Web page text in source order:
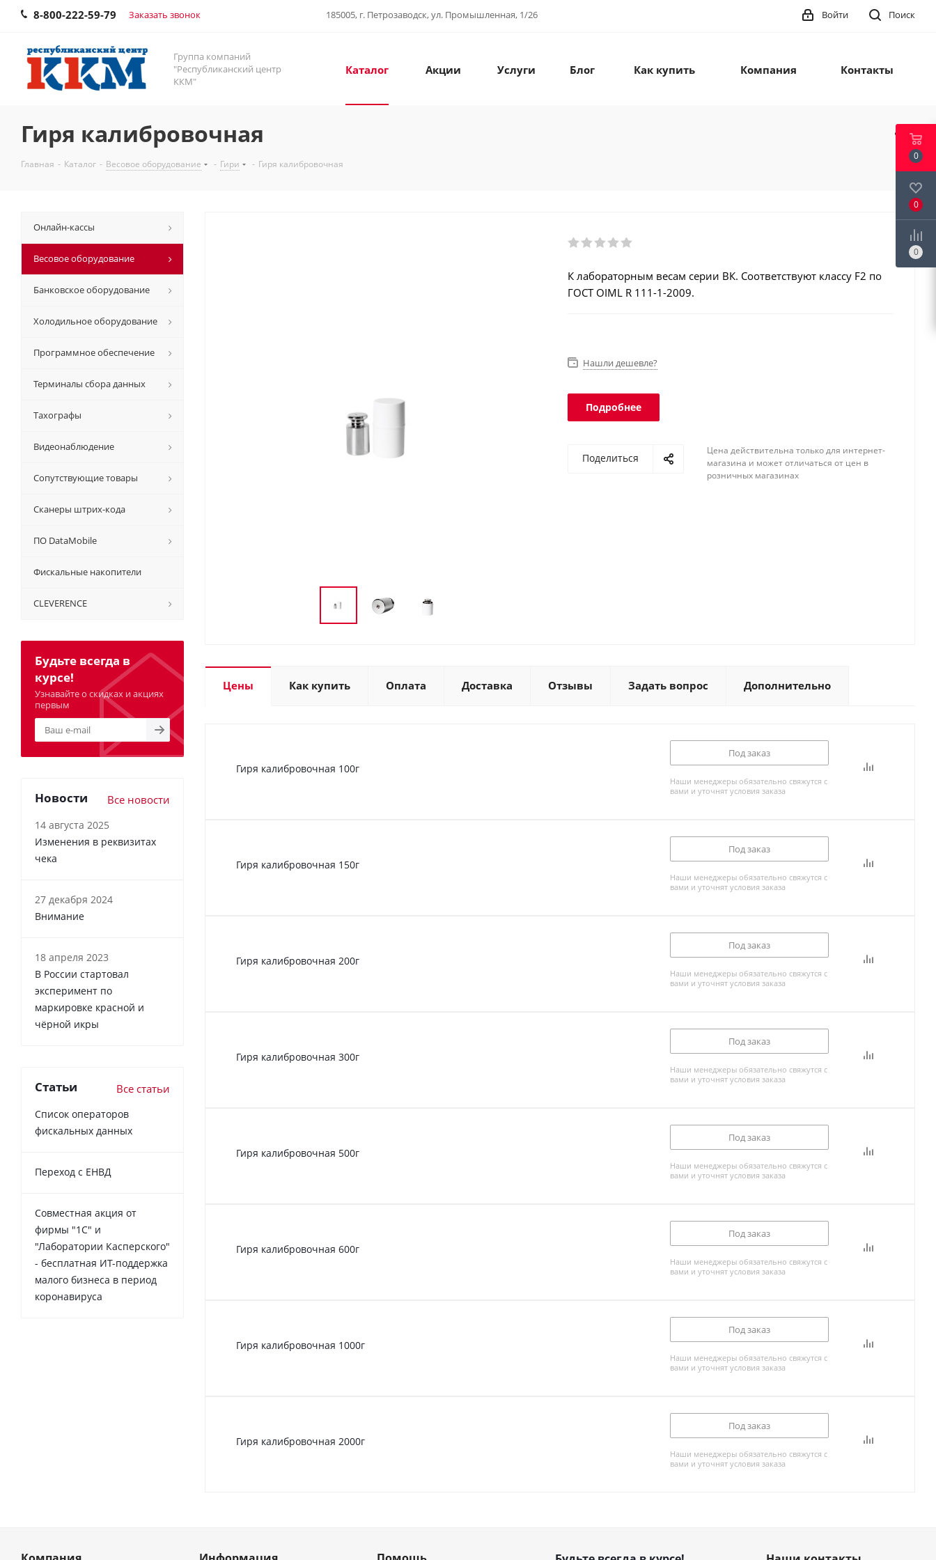
8-800-222-59-79 Заказать звонок 185005, г. Петрозаводск, ул. Промышленная, 1/26 Поиск
Войти
Группа компаний
"Республиканский центр
ККМ"
Каталог Акции Услуги Блог Как купить Компания Контакты
Гиря калибровочная
Главная - Каталог - Весовое оборудование - Гири - Гиря калибровочная
К лабораторным весам серии ВК. Соответствуют классу F2 по
ГОСТ OIML R 111-1-2009.
Нашли дешевле?
Подробнее
Поделиться
Цена действительна только для интернет-
магазина и может отличаться от цен в
розничных магазинах
Цены Как купить Оплата Доставка Отзывы Задать вопрос Дополнительно
Гиря калибровочная 100г
Под заказ
Наши менеджеры обязательно свяжутся с
вами и уточнят условия заказа
Гиря калибровочная 150г
Под заказ
Наши менеджеры обязательно свяжутся с
вами и уточнят условия заказа
Гиря калибровочная 200г
Под заказ
Наши менеджеры обязательно свяжутся с
вами и уточнят условия заказа
Гиря калибровочная 300г
Под заказ
Наши менеджеры обязательно свяжутся с
вами и уточнят условия заказа
Гиря калибровочная 500г
Под заказ
Наши менеджеры обязательно свяжутся с
вами и уточнят условия заказа
Гиря калибровочная 600г
Под заказ
Наши менеджеры обязательно свяжутся с
вами и уточнят условия заказа
Гиря калибровочная 1000г
Под заказ
Наши менеджеры обязательно свяжутся с
вами и уточнят условия заказа
Гиря калибровочная 2000г
Под заказ
Наши менеджеры обязательно свяжутся с
вами и уточнят условия заказа
Онлайн-кассы
Весовое оборудование
Банковское оборудование
Холодильное оборудование
Программное обеспечение
Терминалы сбора данных
Тахографы
Видеонаблюдение
Сопутствующие товары
Сканеры штрих-кода
ПО DataMobile
Фискальные накопители
CLEVERENCE
Будьте всегда в
курсе!
Узнавайте о скидках и акциях
первым
Новости Все новости
14 августа 2025
Изменения в реквизитах
чека
27 декабря 2024
Внимание
18 апреля 2023
В России cтартовал
эксперимент по
маркировке красной и
чёрной икры
Статьи Все статьи
Список операторов
фискальных данных
Переход с ЕНВД
Совместная акция от
фирмы "1С" и
"Лаборатории Касперского"
- бесплатная ИТ-поддержка
малого бизнеса в период
коронавируса
0
0
0